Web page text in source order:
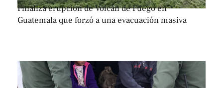
Finaliza erupción de Volcán de Fuego en
Guatemala que forzó a una evacuación masiva